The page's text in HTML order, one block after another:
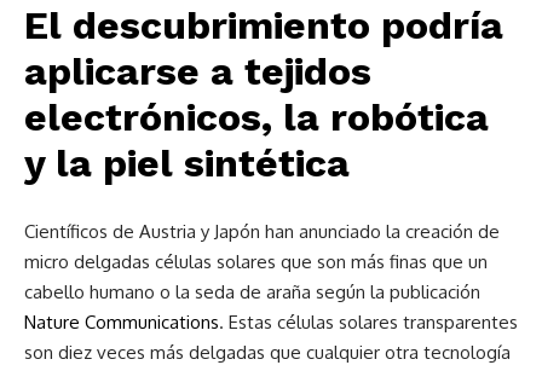
El descubrimiento podría
aplicarse a tejidos
electrónicos, la robótica
y la piel sintética
Científicos de Austria y Japón han anunciado la creación de
micro delgadas células solares que son más finas que un
cabello humano o la seda de araña según la publicación
Nature Communications. Estas células solares transparentes
son diez veces más delgadas que cualquier otra tecnología